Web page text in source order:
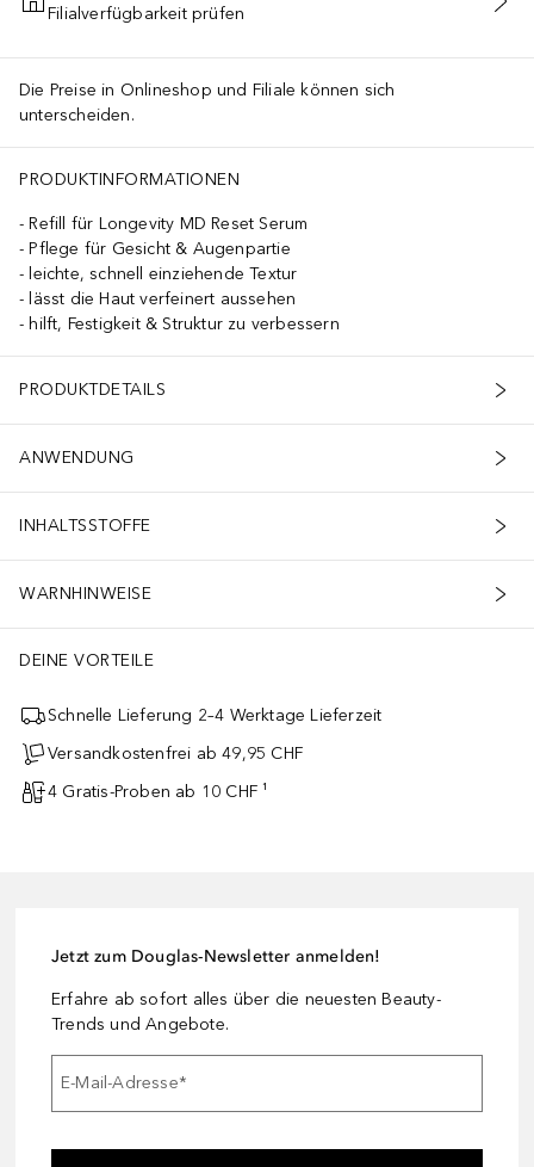
IN DEN WARENKORB
Filialverfügbarkeit prüfen
Die Preise in Onlineshop und Filiale können sich
unterscheiden.
PRODUKTINFORMATIONEN
Refill für Longevity MD Reset Serum
Pflege für Gesicht & Augenpartie
leichte, schnell einziehende Textur
lässt die Haut verfeinert aussehen
hilft, Festigkeit & Struktur zu verbessern
PRODUKTDETAILS
ANWENDUNG
INHALTSSTOFFE
WARNHINWEISE
DEINE VORTEILE
Schnelle Lieferung 2–4 Werktage Lieferzeit
Versandkostenfrei ab 49,95 CHF
4 Gratis-Proben ab 10 CHF ¹
Jetzt zum Douglas-Newsletter anmelden!
Erfahre ab sofort alles über die neuesten Beauty-
Trends und Angebote.
E-Mail-Adresse*